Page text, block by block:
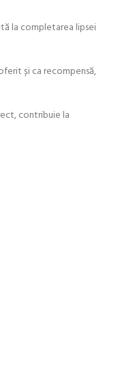
la completarea lipsei
și ca recompensă,
contribuie la